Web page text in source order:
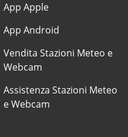
App Apple
App Android
Vendita Stazioni Meteo e
Webcam
Assistenza Stazioni Meteo
e Webcam